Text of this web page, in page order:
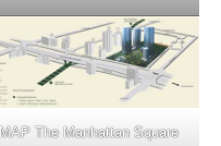
MAP The Manhattan Square